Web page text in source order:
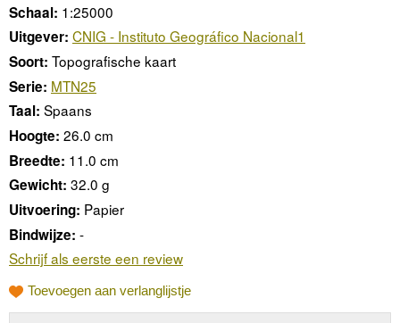
Schaal: 1:25000
Uitgever: CNIG - Instituto Geográfico Nacional1
Soort: Topografische kaart
Serie: MTN25
Taal: Spaans
Hoogte: 26.0 cm
Breedte: 11.0 cm
Gewicht: 32.0 g
Uitvoering: Papier
Bindwijze: -
Schrijf als eerste een review
Toevoegen aan verlanglijstje